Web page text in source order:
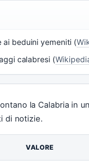
ai beduini yemeniti (
calabresi (
la Calabria in
di notizie.
VALORE